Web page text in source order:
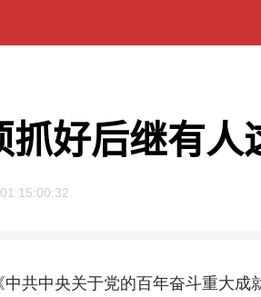
抓好后继有人
15:00:32
中央关于党的百年奋斗重大成